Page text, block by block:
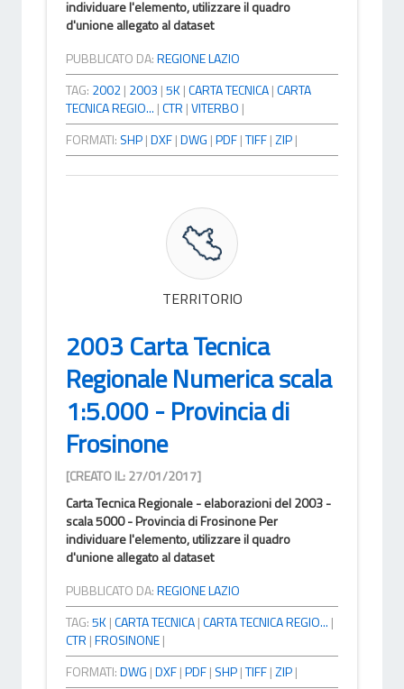
individuare l'elemento, utilizzare il quadro
d'unione allegato al dataset
PUBBLICATO DA:REGIONE LAZIO
TAG: 2002| 2003 |5K|CARTA TECNICA|CARTA
TECNICA REGIO... |CTR |VITERBO |
FORMATI: SHP|DXF|DWG |PDF|TIFF|ZIP|
TERRITORIO
2003 Carta Tecnica
Regionale Numerica scala
1:5.000 - Provincia di
Frosinone
[CREATO IL: 27/01/2017]
Carta Tecnica Regionale - elaborazioni del 2003 -
scala 5000 - Provincia di Frosinone Per
individuare l'elemento, utilizzare il quadro
d'unione allegato al dataset
PUBBLICATO DA:REGIONE LAZIO
TAG:5K|CARTA TECNICA|CARTA TECNICA REGIO... |
CTR |FROSINONE|
FORMATI:DWG |DXF|PDF| SHP|TIFF|ZIP|